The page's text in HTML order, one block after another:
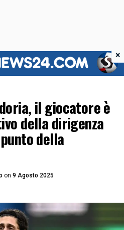
il giocatore è
della dirigenza
della
on 9 Agosto 2025
×